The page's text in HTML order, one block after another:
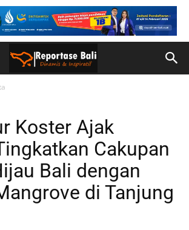
Koster Ajak
Cakupan
Bali dengan
di Tanjung